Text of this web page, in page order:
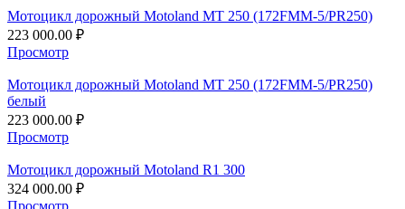
Мотоцикл дорожный Motoland MT 250 (172FMM-5/PR250)
223 000.00 ₽
Просмотр
Мотоцикл дорожный Motoland MT 250 (172FMM-5/PR250)
белый
223 000.00 ₽
Просмотр
Мотоцикл дорожный Motoland R1 300
324 000.00 ₽
Просмотр